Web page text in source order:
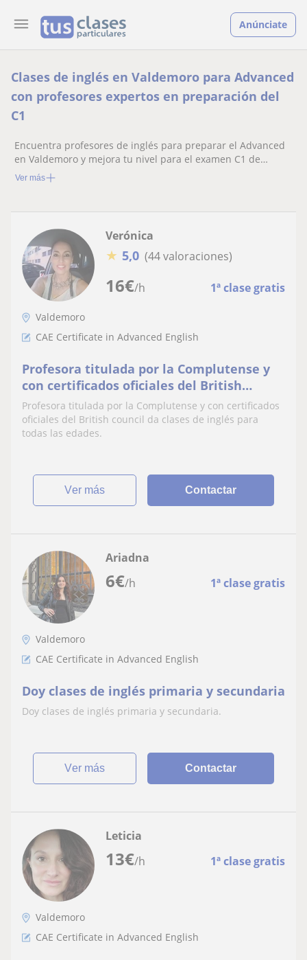
Anúnciate
Clases de inglés en Valdemoro para Advanced
con profesores expertos en preparación del
C1
Encuentra profesores de inglés para preparar el Advanced
en Valdemoro y mejora tu nivel para el examen C1 de
Cambridge
Ver más
16€/h 1ª clase gratis
Verónica
★ 5,0 (44 valoraciones)
Valdemoro
CAE Certificate in Advanced English
Profesora titulada por la Complutense y
con certificados oficiales del British
council da clases de inglés para todas las
edades
Profesora titulada por la Complutense y con certificados
oficiales del British council da clases de inglés para
todas las edades.
ver más Contactar
6€/h 1ª clase gratis
Ariadna
Valdemoro
CAE Certificate in Advanced English
Doy clases de inglés primaria y secundaria
Doy clases de inglés primaria y secundaria.
ver más Contactar
13€/h 1ª clase gratis
Leticia
Valdemoro
CAE Certificate in Advanced English